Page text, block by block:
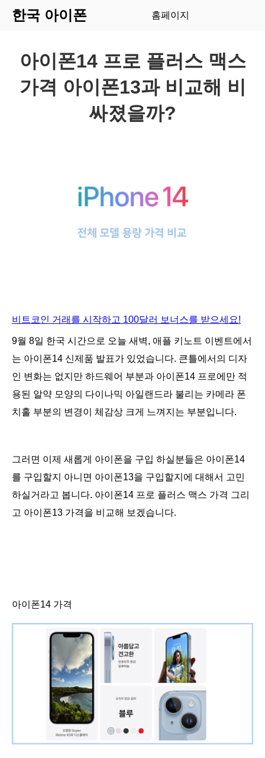
한국 아이폰 홈페이지
아이폰14 프로 플러스 맥스
가격 아이폰13과 비교해 비
싸졌을까?
비트코인 거래를 시작하고 100달러 보너스를 받으세요!
9월 8일 한국 시간으로 오늘 새벽, 애플 키노트 이벤트에서
는 아이폰14 신제품 발표가 있었습니다. 큰틀에서의 디자
인 변화는 없지만 하드웨어 부분과 아이폰14 프로에만 적
용된 알약 모양의 다이나믹 아일랜드라 불리는 카메라 폰
치홀 부분의 변경이 체감상 크게 느껴지는 부분입니다.
그러면 이제 새롭게 아이폰을 구입 하실분들은 아이폰14
를 구입할지 아니면 아이폰13을 구입할지에 대해서 고민
하실거라고 봅니다. 아이폰14 프로 플러스 맥스 가격 그리
고 아이폰13 가격을 비교해 보겠습니다.
아이폰14 가격